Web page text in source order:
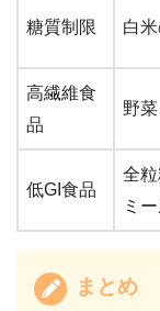
糖質制限 白
高繊維食
品
野
低GI食品
全
ミ
まとめ